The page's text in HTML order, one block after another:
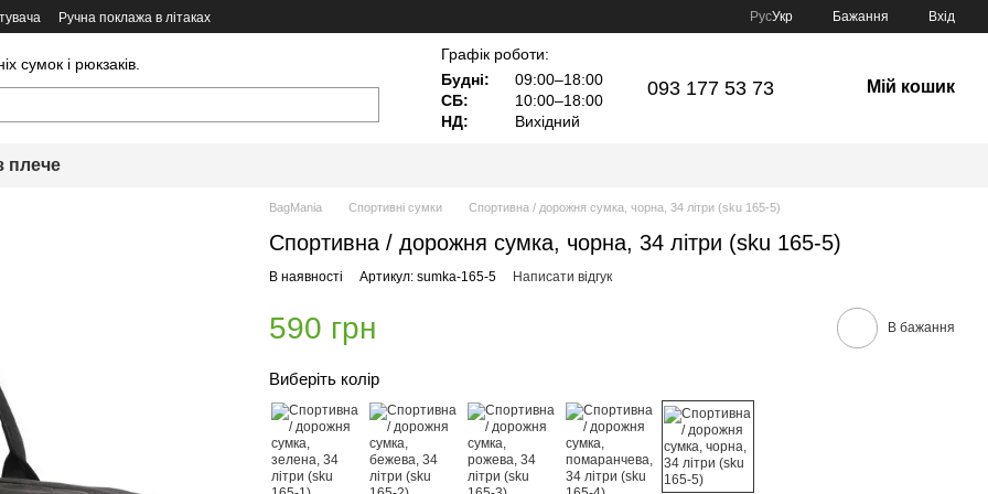
Ручна поклажа в літаках РусУкр Бажання Вхід
сумок і рюкзаків.
Графік роботи:
Будні:
09:00–18:00
СБ:
10:00–18:00
НД:
Вихідний
093 177 53 73 Мій кошик
плече
BagMania Спортивні сумки Спортивна / дорожня сумка, чорна, 34 літри (sku 165-5)
Спортивна / дорожня сумка, чорна, 34 літри (sku 165-5)
В наявності Артикул: sumka-165-5 Написати відгук
590 грн В бажання
Виберіть колір